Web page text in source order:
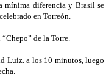
mínima diferencia y Brasil se
en Torreón.
de la Torre.
Luiz. a los 10 minutos, luego